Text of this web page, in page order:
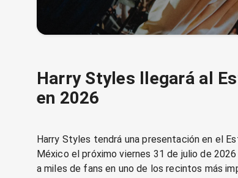
Harry Styles llegará al
en 2026
Harry Styles tendrá una presentación en el
México el próximo viernes 31 de julio de
a miles de fans en uno de los recintos más